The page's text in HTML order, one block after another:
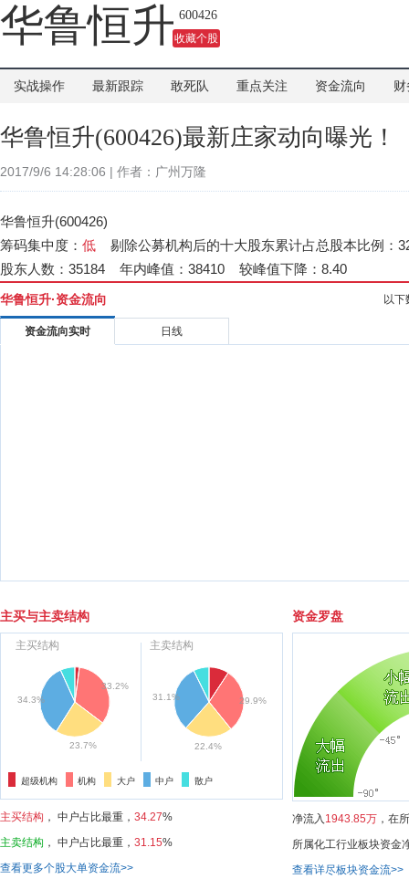
华鲁恒升 600426
收藏个股
实战操作 最新跟踪 敢死队 重点关注 资金流向
华鲁恒升(600426)最新庄家动向曝光！
2017/9/6 14:28:06 | 作者：广州万隆
华鲁恒升(600426)
筹码集中度： 低 剔除公募机构后的十大股东累计占总股本比例：
股东人数：35184 年内峰值：38410 较峰值下降：8.40
华鲁恒升·资金流向 以下
资金流向实时 日线
主买与主卖结构
33.2%
23.7%
34.3%
主买结构
29.9%
22.4%
31.1%
主卖结构
超级机构 机构 大户 中户 散户
主买结构 ， 中户占比最重， 34.27%
主卖结构 ， 中户占比最重， 31.15%
查看更多个股大单资金流>>
资金罗盘
净流入 1943.85万 ，在
所属化工行业板块资金
查看详尽板块资金流>>